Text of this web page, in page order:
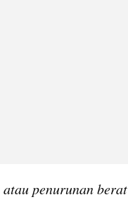
penurunan berat